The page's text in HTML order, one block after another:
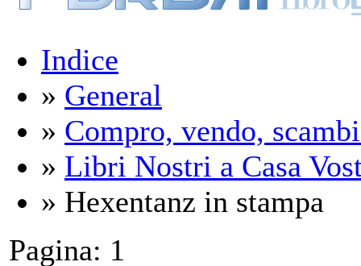
Indice
» General
» Compro, vendo,
» Libri Nostri a Casa
» Hexentanz in stampa
Pagina: 1